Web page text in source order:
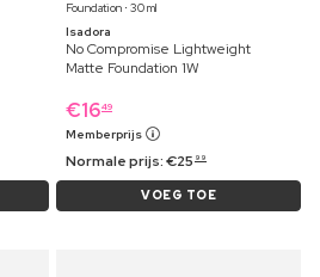
Foundation ⋅ 30 ml
Isadora
No Compromise Lightweight
Matte Foundation 1W
€1649
Memberprijs
Normale prijs:€25 99
VOEG TOE